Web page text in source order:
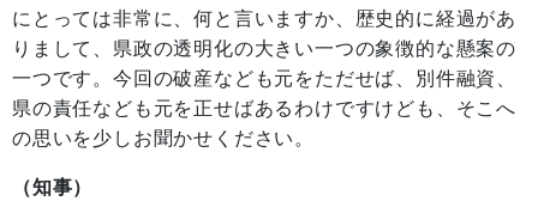
にとっては非常に、何と言いますか、歴史的に経過があ
りまして、県政の透明化の大きい一つの象徴的な懸案の
一つです。今回の破産なども元をただせば、別件融資、
県の責任なども元を正せばあるわけですけども、そこへ
の思いを少しお聞かせください。
（知事）